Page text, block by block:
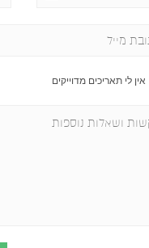
אין לי תאריכים מדוייקים